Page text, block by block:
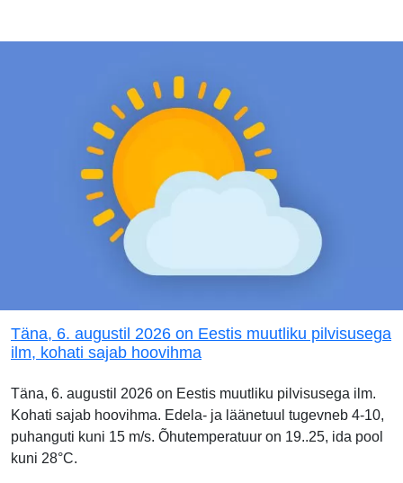
Täna, 6. augustil 2026 on Eestis muutliku pilvisusega
ilm, kohati sajab hoovihma
Täna, 6. augustil 2026 on Eestis muutliku pilvisusega ilm.
Kohati sajab hoovihma. Edela- ja läänetuul tugevneb 4-10,
puhanguti kuni 15 m/s. Õhutemperatuur on 19..25, ida pool
kuni 28°C.